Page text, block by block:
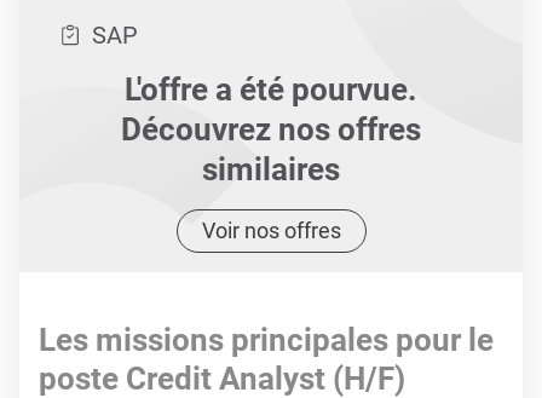
SAP
L'offre a été pourvue.
Découvrez nos offres
similaires
Voir nos offres
Les missions principales pour le
poste Credit Analyst (H/F)